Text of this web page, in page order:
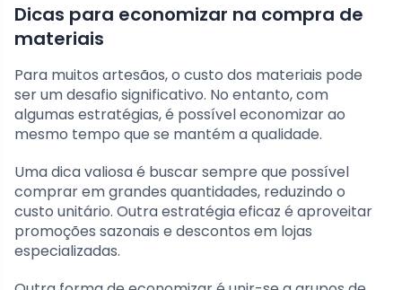
Dicas para economizar na compra de
materiais
Para muitos artesãos, o custo dos materiais pode
ser um desafio significativo. No entanto, com
algumas estratégias, é possível economizar ao
mesmo tempo que se mantém a qualidade.
Uma dica valiosa é buscar sempre que possível
comprar em grandes quantidades, reduzindo o
custo unitário. Outra estratégia eficaz é aproveitar
promoções sazonais e descontos em lojas
especializadas.